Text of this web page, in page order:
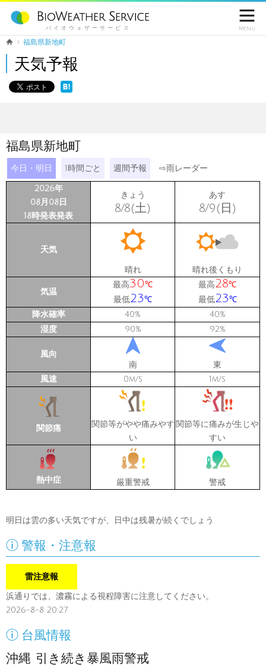
バイオウェザーサービス

Menu
福島県新地町
天気予報
福島県新地町
今日・明日 1時間ごと 週間予報 ⇨雨レーダー
2026年
08月08日
18時発表発表
きょう
8/8(土)
あす
8/9(日)
天気
晴れ 晴れ後くもり
気温
最高30℃
最低23℃
最高28℃
最低23℃
降水確率 40% 40%
湿度 90% 92%
風向
南
東
風速
0m/s 1 m/s
関節痛
関節等がやや痛みやす
い
関節等に痛みが生じや
すい
熱中症 厳重警戒 警戒
明日は雲の多い天気ですが、日中は残暑が続くでしょう
 警報・注意報
雷注意報
浜通りでは、濃霧による視程障害に注意してください。
2026-8-8 20:27
 台風情報
沖縄 引き続き暴風雨警戒